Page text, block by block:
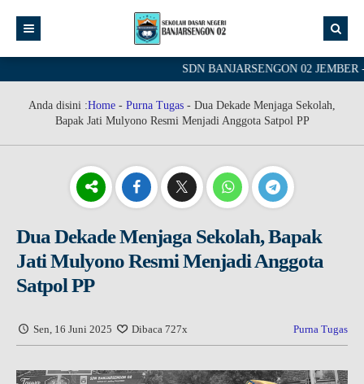
SDN BANJARSENGON 02 JEMBER -
Anda disini :Home - Purna Tugas - Dua Dekade Menjaga Sekolah,
Bapak Jati Mulyono Resmi Menjadi Anggota Satpol PP
Dua Dekade Menjaga Sekolah, Bapak
Jati Mulyono Resmi Menjadi Anggota
Satpol PP
Sen, 16 Juni 2025 Dibaca 727x Purna Tugas